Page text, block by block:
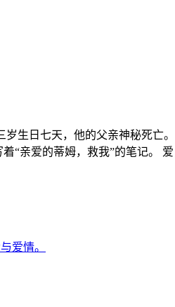
岁生日七天，他的父亲神秘死亡
“亲爱的蒂姆，救我”的笔记。
爱情。